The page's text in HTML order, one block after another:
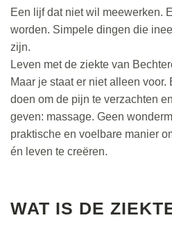
Een lijf dat niet wil meewerken.
worden. Simpele dingen die
zijn.
Leven met de ziekte van
Maar je staat er niet alleen
doen om de pijn te verzachten
geven: massage. Geen
praktische en voelbare manier
én leven te creëren.
WAT IS DE